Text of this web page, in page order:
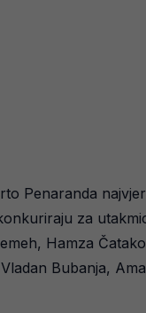
Penaranda
za
Hamza
Bubanja,